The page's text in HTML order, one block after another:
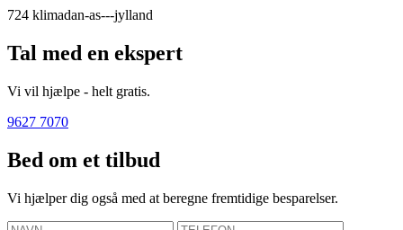
724 klimadan-as---jylland
Tal med en ekspert
Vi vil hjælpe - helt gratis.
9627 7070
Bed om et tilbud
Vi hjælper dig også med at beregne fremtidige besparelser.